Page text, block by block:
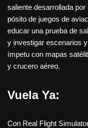
saliente desarrollada
pósito de juegos de
educar una prueba de
y investigar escenarios
ímpetu con mapas
y crucero aéreo.
Vuela Ya:
Con Real Flight